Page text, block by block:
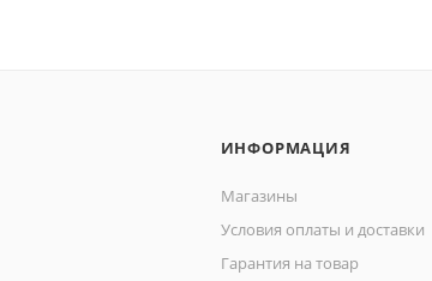
ИНФОРМАЦИЯ
Магазины
Условия оплаты и доставки
Гарантия на товар